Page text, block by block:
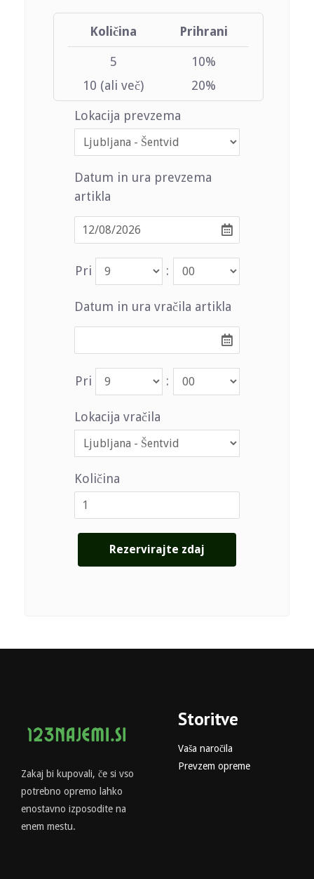
Količina Prihrani
5
10%
10 (ali več)
20%
Lokacija prevzema
Datum in ura prevzema
artikla
Pri :
Datum in ura vračila artikla
Pri :
Lokacija vračila
Količina
Zakaj bi kupovali, če si vso
potrebno opremo lahko
enostavno izposodite na
enem mestu.
Storitve
Vaša naročila
Prevzem opreme